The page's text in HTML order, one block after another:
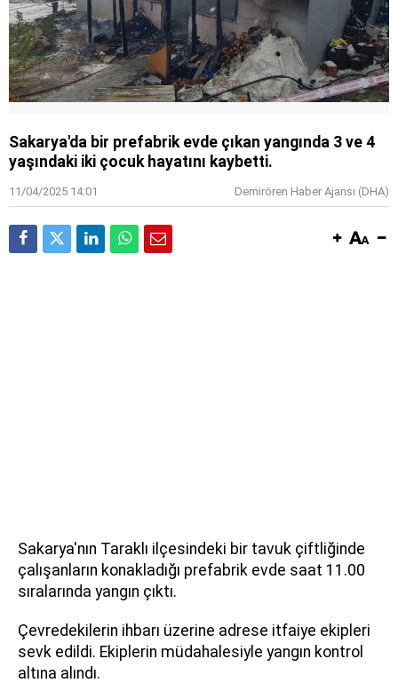
Sakarya'da bir prefabrik evde çıkan yangında 3 ve 4
yaşındaki iki çocuk hayatını kaybetti.
11/04/2025 14:01 Demirören Haber Ajansı (DHA)
Sakarya'nın Taraklı ilçesindeki bir tavuk çiftliğinde
çalışanların konakladığı prefabrik evde saat 11.00
sıralarında yangın çıktı.
Çevredekilerin ihbarı üzerine adrese itfaiye ekipleri
sevk edildi. Ekiplerin müdahalesiyle yangın kontrol
altına alındı.